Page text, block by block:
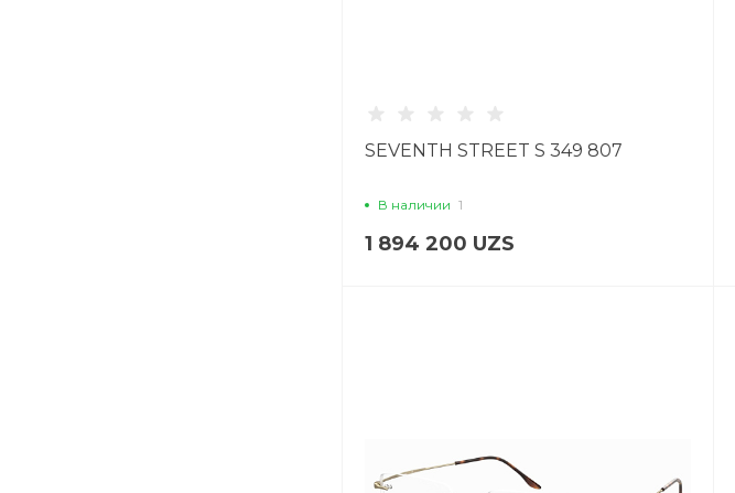
SEVENTH STREET S 349 807
В наличии 1
1 894 200 UZS